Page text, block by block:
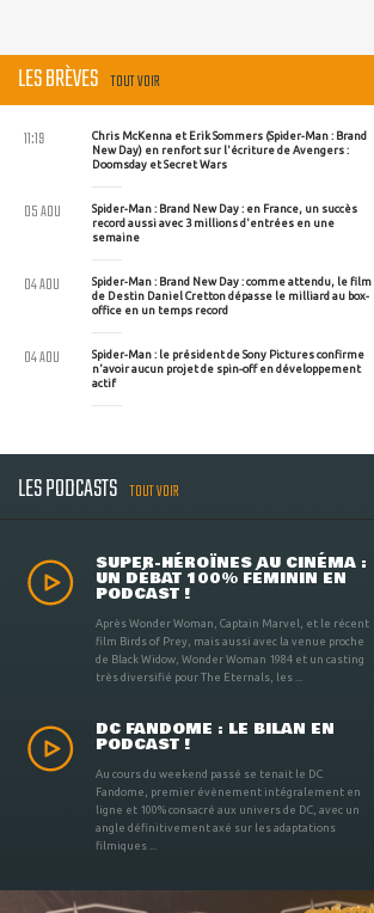
LES BRÈVES TOUT VOIR
Chris McKenna et Erik Sommers (Spider-Man : Brand
New Day) en renfort sur l'écriture de Avengers :
Doomsday et Secret Wars
11:19
Spider-Man : Brand New Day : en France, un succès
record aussi avec 3 millions d'entrées en une
semaine
05 AOU
Spider-Man : Brand New Day : comme attendu, le film
de Destin Daniel Cretton dépasse le milliard au box-
office en un temps record
04 AOU
Spider-Man : le président de Sony Pictures confirme
n'avoir aucun projet de spin-off en développement
actif
04 AOU
LES PODCASTS TOUT VOIR
SUPER-HÉROÏNES AU CINÉMA :
UN DÉBAT 100% FÉMININ EN
PODCAST !
Après Wonder Woman, Captain Marvel, et le récent
film Birds of Prey, mais aussi avec la venue proche
de Black Widow, Wonder Woman 1984 et un casting
très diversifié pour The Eternals, les ...
DC FANDOME : LE BILAN EN
PODCAST !
Au cours du weekend passé se tenait le DC
Fandome, premier évènement intégralement en
ligne et 100% consacré aux univers de DC, avec un
angle définitivement axé sur les adaptations
filmiques ...